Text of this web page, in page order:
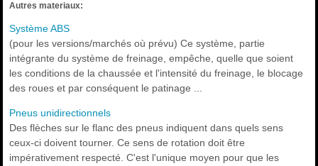
Autres materiaux:
Système ABS
(pour les versions/marchés où prévu) Ce système, partie
intégrante du système de freinage, empêche, quelle que soient
les conditions de la chaussée et l'intensité du freinage, le blocage
des roues et par conséquent le patinage ...
Pneus unidirectionnels
Des flèches sur le flanc des pneus indiquent dans quels sens
ceux-ci doivent tourner. Ce sens de rotation doit être
impérativement respecté. C'est l'unique moyen pour que les